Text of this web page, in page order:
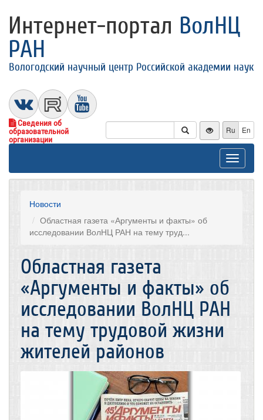
Интернет-портал ВолНЦ
РАН
Вологодский научный центр Российской академии наук
Сведения об
образовательной
организации
Ru En
Toggle
Новости
Областная газета «Аргументы и факты» об
исследовании ВолНЦ РАН на тему труд...
Областная газета
«Аргументы и факты» об
исследовании ВолНЦ РАН
на тему трудовой жизни
жителей районов